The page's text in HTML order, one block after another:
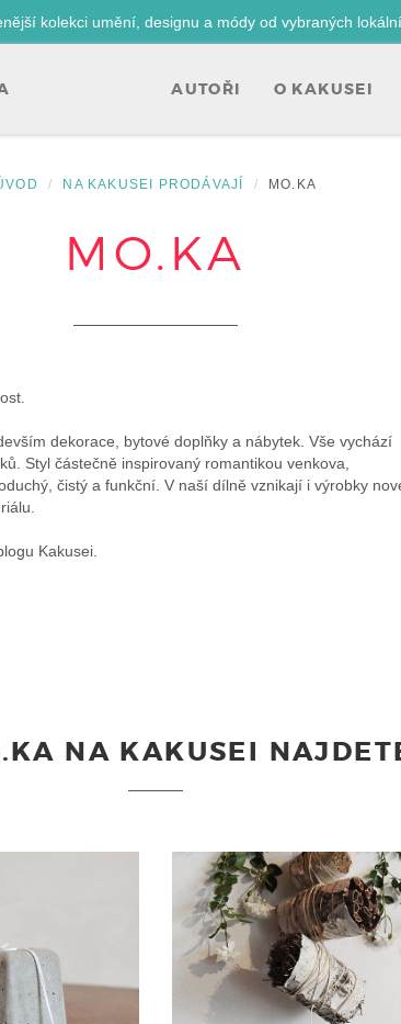
kolekci umění, designu a módy od vybraných
AUTOŘI O KAKUSEI
NA KAKUSEI PRODÁVAJÍ MO.KA
MO.KA
dekorace, bytové doplňky a nábytek. Vše vychází
Styl částečně inspirovaný romantikou venkova,
čistý a funkční. V naší dílně vznikají i výrobky
Kakusei.
NA KAKUSEI